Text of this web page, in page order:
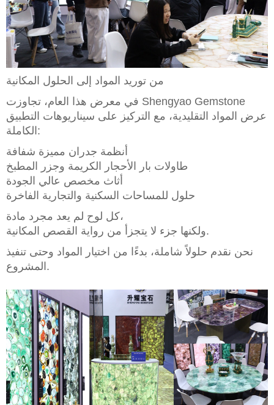
من توريد المواد إلى الحلول المكانية
في معرض هذا العام، تجاوزت Shengyao Gemstone
عرض المواد التقليدية، مع التركيز على سيناريوهات التطبيق
الكاملة:
أنظمة جدران مميزة شفافة
طاولات بار الأحجار الكريمة وجزر المطبخ
أثاث مخصص عالي الجودة
حلول للمساحات السكنية والتجارية الفاخرة
كل لوح لم يعد مجرد مادة،
ولكنها جزء لا يتجزأ من رواية القصص المكانية.
نحن نقدم حلولاً شاملة، بدءًا من اختيار المواد وحتى تنفيذ
المشروع.